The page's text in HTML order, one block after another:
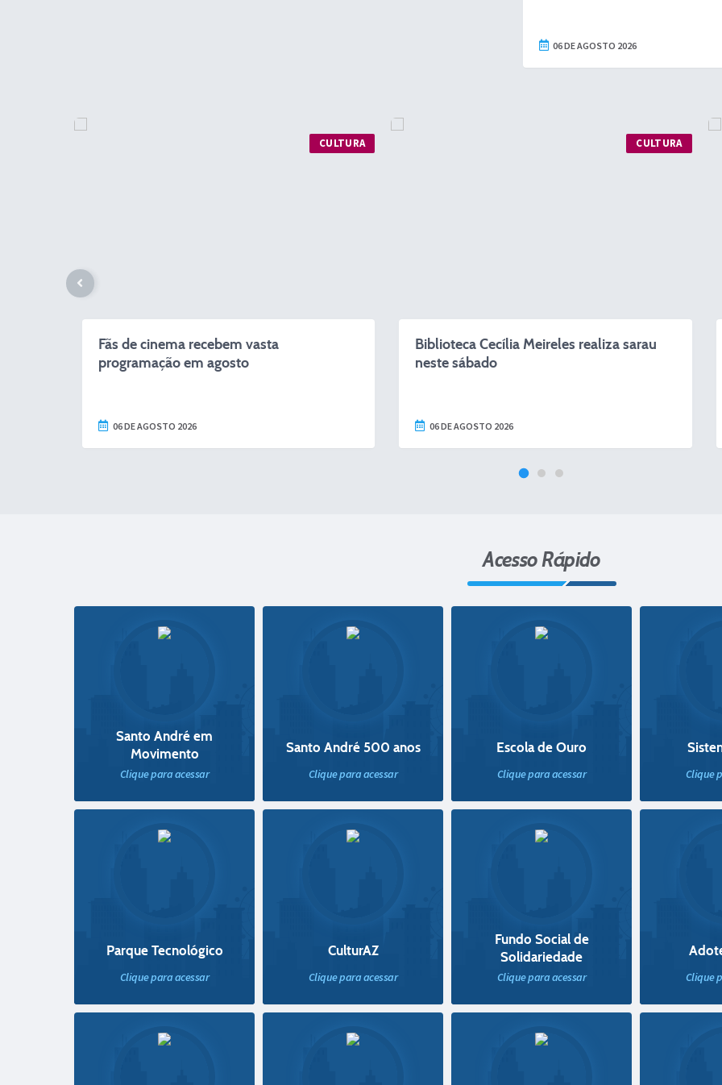
06 DE AGOSTO 2026
Fãs de cinema recebem vasta
programação em agosto
06 DE AGOSTO 2026
Biblioteca Cecília Meireles realiza sarau
neste sábado
06 DE AGOSTO 2026
tour
05
Acesso Rápido
Santo André em
Movimento
Clique para acessar
Santo André 500 anos
Clique para acessar
Escola de Ouro
Clique para acessar Clique
Parque Tecnológico
Clique para acessar
CulturAZ
Clique para acessar
Fundo Social de
Solidariedade
Clique para acessar Clique